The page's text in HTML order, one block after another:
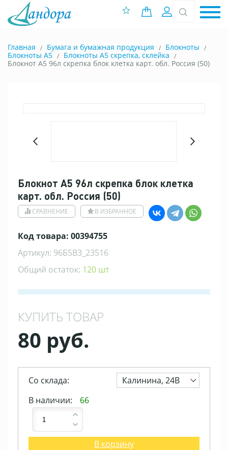
0 позиций
Вход
Главная Бумага и бумажная продукция
Блокноты
Блокноты A5
Блокноты А5 скрепка, склейка
Блокнот А5 96л скрепка блок клетка карт. обл. Россия (50)
Блокнот А5 96л скрепка блок клетка
карт. обл. Россия (50)
СРАВНЕНИЕ В ИЗБРАННОЕ
Код товара: 00394755
Артикул: 96Б5В3_23516
Общий остаток: 120 шт
КУПИТЬ ТОВАР
80 руб.
Со склада:
Калинина, 24В
В наличии:
66
В корзину